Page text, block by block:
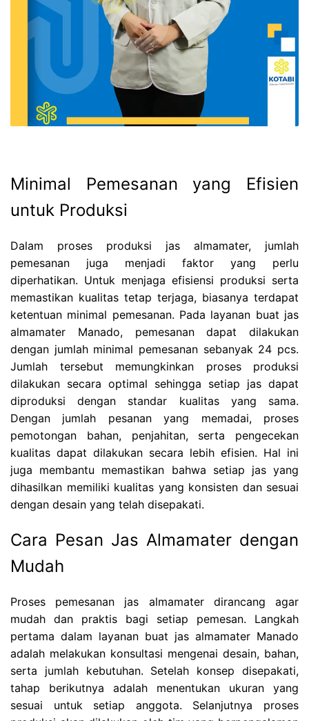
Minimal Pemesanan yang Efisien
untuk Produksi
Dalam proses produksi jas almamater, jumlah
pemesanan juga menjadi faktor yang perlu
diperhatikan. Untuk menjaga efisiensi produksi serta
memastikan kualitas tetap terjaga, biasanya terdapat
ketentuan minimal pemesanan. Pada layanan buat jas
almamater Manado, pemesanan dapat dilakukan
dengan jumlah minimal pemesanan sebanyak 24 pcs.
Jumlah tersebut memungkinkan proses produksi
dilakukan secara optimal sehingga setiap jas dapat
diproduksi dengan standar kualitas yang sama.
Dengan jumlah pesanan yang memadai, proses
pemotongan bahan, penjahitan, serta pengecekan
kualitas dapat dilakukan secara lebih efisien. Hal ini
juga membantu memastikan bahwa setiap jas yang
dihasilkan memiliki kualitas yang konsisten dan sesuai
dengan desain yang telah disepakati.
Cara Pesan Jas Almamater dengan
Mudah
Proses pemesanan jas almamater dirancang agar
mudah dan praktis bagi setiap pemesan. Langkah
pertama dalam layanan buat jas almamater Manado
adalah melakukan konsultasi mengenai desain, bahan,
serta jumlah kebutuhan. Setelah konsep disepakati,
tahap berikutnya adalah menentukan ukuran yang
sesuai untuk setiap anggota. Selanjutnya proses